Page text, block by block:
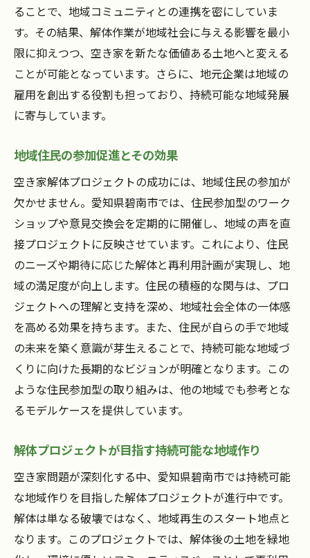
ることで、地域コミュニティとの連携を密にしていま
す。その結果、解体作業が地域社会に与える影響を最小
限に抑えつつ、空き家を新たな価値ある土地へと変える
ことが可能となっています。さらに、地元企業は地域の
雇用を創出する役割も担っており、持続可能な地域発展
に寄与しています。
地域住民の参加促進とその効果
空き家解体プロジェクトの成功には、地域住民の参加が
欠かせません。愛知県碧南市では、住民参加型のワーク
ショップや意見交換会を定期的に開催し、地域の声を直
接プロジェクトに反映させています。これにより、住民
のニーズや期待に応じた解体と再利用計画が実現し、地
域の満足度が向上します。住民の積極的な関与は、プロ
ジェクトへの理解と支持を深め、地域社会全体の一体感
を高める効果を持ちます。また、住民が自らの手で地域
の未来を築く意識が芽生えることで、持続可能な地域づ
くりに向けた長期的なビジョンが明確となります。この
ような住民参加型の取り組みは、他の地域でも参考とな
るモデルケースを提供しています。
解体プロジェクトが目指す持続可能な地域作り
空き家問題が深刻化する中、愛知県碧南市では持続可能
な地域作りを目指した解体プロジェクトが進行中です。
解体は単なる破壊ではなく、地域再生のスタート地点と
なります。このプロジェクトでは、解体後の土地を緑地